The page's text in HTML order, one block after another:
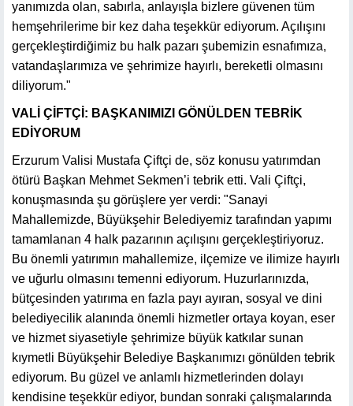
yanımızda olan, sabırla, anlayışla bizlere güvenen tüm
hemşehrilerime bir kez daha teşekkür ediyorum. Açılışını
gerçekleştirdiğimiz bu halk pazarı şubemizin esnafımıza,
vatandaşlarımıza ve şehrimize hayırlı, bereketli olmasını
diliyorum."
VALİ ÇİFTÇİ: BAŞKANIMIZI GÖNÜLDEN TEBRİK
EDİYORUM
Erzurum Valisi Mustafa Çiftçi de, söz konusu yatırımdan
ötürü Başkan Mehmet Sekmen’i tebrik etti. Vali Çiftçi,
konuşmasında şu görüşlere yer verdi: "Sanayi
Mahallemizde, Büyükşehir Belediyemiz tarafından yapımı
tamamlanan 4 halk pazarının açılışını gerçekleştiriyoruz.
Bu önemli yatırımın mahallemize, ilçemize ve ilimize hayırlı
ve uğurlu olmasını temenni ediyorum. Huzurlarınızda,
bütçesinden yatırıma en fazla payı ayıran, sosyal ve dini
belediyecilik alanında önemli hizmetler ortaya koyan, eser
ve hizmet siyasetiyle şehrimize büyük katkılar sunan
kıymetli Büyükşehir Belediye Başkanımızı gönülden tebrik
ediyorum. Bu güzel ve anlamlı hizmetlerinden dolayı
kendisine teşekkür ediyor, bundan sonraki çalışmalarında